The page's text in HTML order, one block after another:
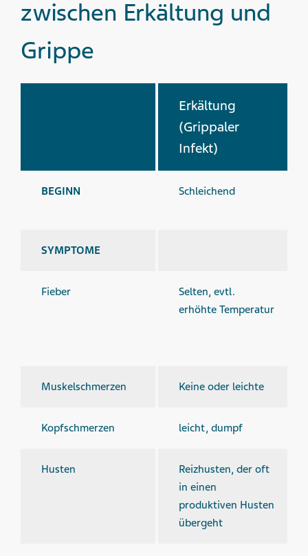
zwischen Erkältung und
Grippe
Erkältung
(Grippaler
Infekt)
BEGINN Schleichend
SYMPTOME
Fieber
Selten, evtl.
erhöhte Temperatur
Muskel­schmerzen Keine oder leichte
Kopf­schmerzen leicht, dumpf
Husten
Reizhusten, der oft
in einen
produktiven Husten
übergeht